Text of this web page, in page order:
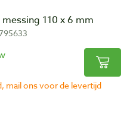
110 x 6 mm
mail ons voor de levertijd